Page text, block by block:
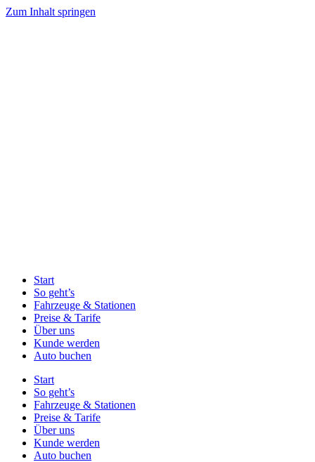
Zum Inhalt springen
Start
So geht’s
Fahrzeuge & Stationen
Preise & Tarife
Über uns
Kunde werden
Auto buchen
Start
So geht’s
Fahrzeuge & Stationen
Preise & Tarife
Über uns
Kunde werden
Auto buchen